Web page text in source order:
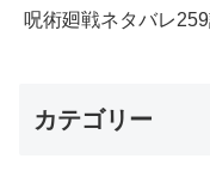
呪術廻戦ネタバレ
カテゴリー